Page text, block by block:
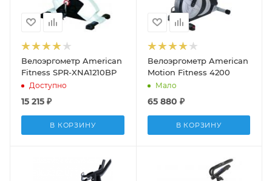
Велоэргометр American
Fitness SPR-XNA1210BP
Доступно
15 215 ₽
В КОРЗИНУ
Велоэргометр American
Motion Fitness 4200
Мало
65 880 ₽
В КОРЗИНУ